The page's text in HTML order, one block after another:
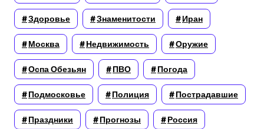
Здоровье Знаменитости Иран
Москва Недвижимость Оружие
Оспа Обезьян ПВО Погода
Подмосковье Полиция Пострадавшие
Праздники Прогнозы Россия